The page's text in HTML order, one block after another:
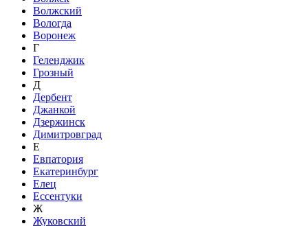
Волжский
Вологда
Воронеж
Г
Геленджик
Грозный
Д
Дербент
Джанкой
Дзержинск
Димитровград
Е
Евпатория
Екатеринбург
Елец
Ессентуки
Ж
Жуковский